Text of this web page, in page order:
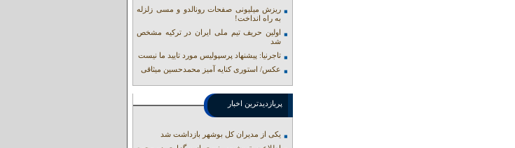
ریزش میلیونی صفحات رونالدو و مسی زلزله
به راه انداخت!
اولین حریف تیم ملی ایران در ترکیه مشخص
شد
تاجرنیا: پیشنهاد پرسپولیس مورد تایید ما نیست
عکس/ استوری کنایه آمیز محمدحسین میثاقی
پربازدیدترین اخبار
یکی از مدیران کل بوشهر بازداشت شد